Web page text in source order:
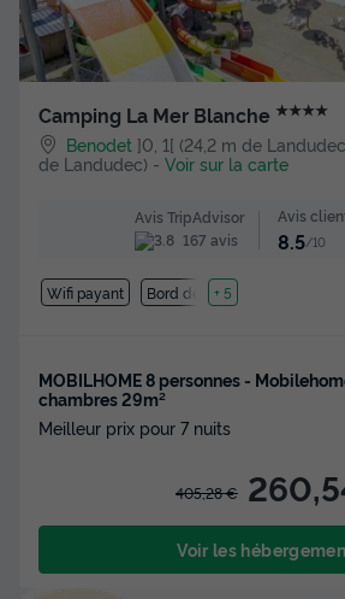
Camping La Mer Blanche ★★★★
Benodet ]0, 1[ (24,2 m de
de Landudec) - Voir sur la carte
Avis TripAdvisor
167 avis
Avis
8.5/10
Wifi payant Bord de mer
+ 5
MOBILHOME 8 personnes -
chambres 29m²
Meilleur prix pour 7 nuits
405,28 €
Voir les